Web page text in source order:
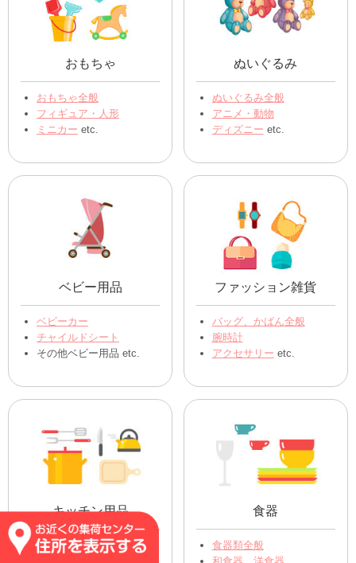
おもちゃ
おもちゃ全般
フィギュア・人形
ミニカー etc.
ぬいぐるみ
ぬいぐるみ全般
アニメ・動物
ディズニー etc.
ベビー用品
ベビーカー
チャイルドシート
その他ベビー用品 etc.
ファッション雑貨
バッグ、かばん全般
腕時計
アクセサリー etc.
キッチン用品
ｽﾌﾟｰﾝ､ﾌｫｰｸ､ﾅｲﾌ
食器
食器類全般